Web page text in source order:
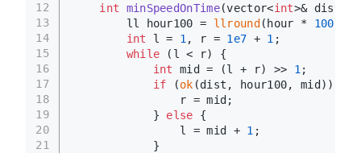
12
13
14
15
16
17
18
19
20
21
int
minSpeedOnTime(vector<int>& dist,
        ll hour100 =
llround(hour * 100
int l = 1 , r = 1e7 + 1 ;
while (l < r) {
int
mid = (l + r) >> 1 ;
if (ok (dist, hour100, mid)) {
                r = mid;
            }
else {
                l = mid +
1 ;
            }